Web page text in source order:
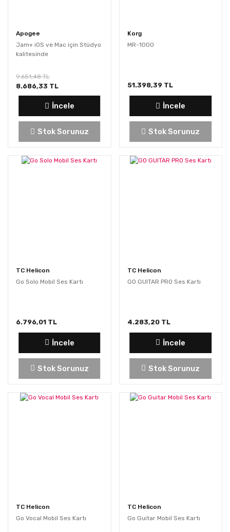
Apogee
Jam+ iOS ve Mac için Stüdyo
kalitesinde
9.651,48 TL
8.686,33 TL
İncele
Stok Sorunuz
Korg
MR-1000
51.398,39 TL
İncele
Stok Sorunuz
TC Helicon
Go Solo Mobil Ses Kartı
6.796,01 TL
İncele
Stok Sorunuz
TC Helicon
GO GUITAR PRO Ses Kartı
4.283,20 TL
İncele
Stok Sorunuz
TC Helicon
Go Vocal Mobil Ses Kartı
TC Helicon
Go Guitar Mobil Ses Kartı